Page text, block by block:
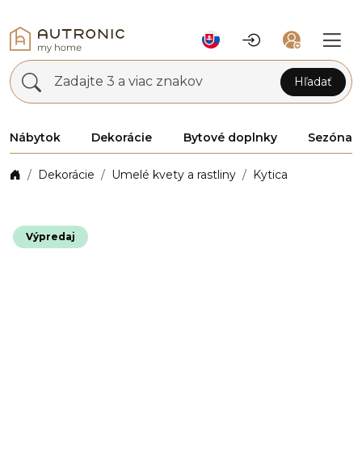
Zadajte 3 a viac znakov Hľadať
Nábytok Dekorácie Bytové doplnky Sezóna
Dekorácie Umelé kvety a rastliny Kytica
Výpredaj